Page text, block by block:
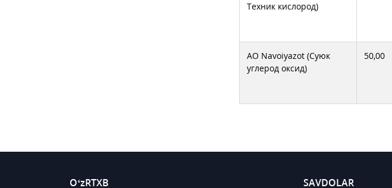
Техник кислород)
АО Navoiyazot (Суюк
углерод оксид)
50,00
O‘zRTXB SAVDOLAR